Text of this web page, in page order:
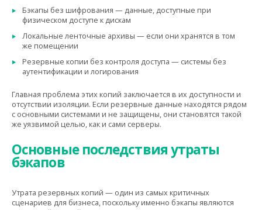
Бэкапы без шифрования — данные, доступные при
физическом доступе к дискам
Локальные ленточные архивы — если они хранятся в том
же помещении
Резервные копии без контроля доступа — системы без
аутентификации и логирования
Главная проблема этих копий заключается в их доступности и
отсутствии изоляции. Если резервные данные находятся рядом
с основными системами и не защищены, они становятся такой
же уязвимой целью, как и сами серверы.
Основные последствия утраты
бэкапов
Утрата резервных копий — один из самых критичных
сценариев для бизнеса, поскольку именно бэкапы являются